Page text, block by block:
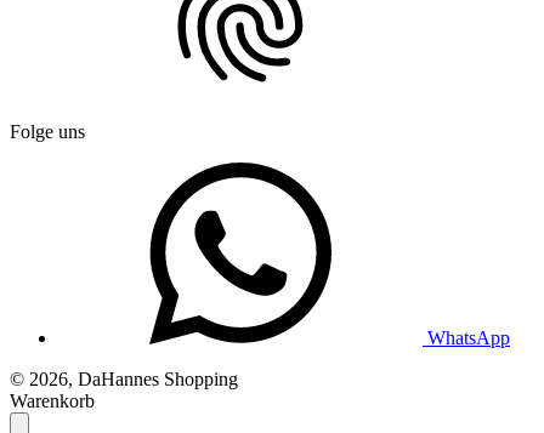
Folge uns
WhatsApp
© 2026, DaHannes Shopping
Warenkorb